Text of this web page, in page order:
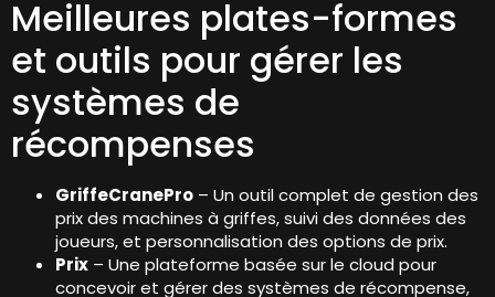
Meilleures plates-formes
et outils pour gérer les
systèmes de
récompenses
GriffeCranePro – Un outil complet de gestion des
prix des machines à griffes, suivi des données des
joueurs, et personnalisation des options de prix.
Prix – Une plateforme basée sur le cloud pour
concevoir et gérer des systèmes de récompense,